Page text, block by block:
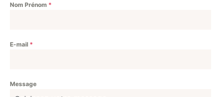
Nom Prénom *
E-mail *
Message